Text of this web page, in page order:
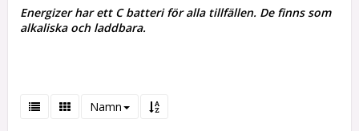
Energizer har ett C batteri för alla tillfällen. De finns som
alkaliska och laddbara.
Namn